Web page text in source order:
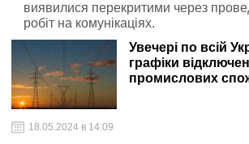
виявилися перекритими через
робіт на комунікаціях.
Увечері по всій
графіки
промислових
18.05.2024 в 14:09